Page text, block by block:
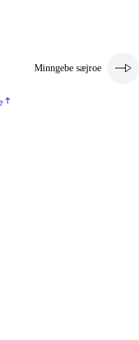
Minngebe sæjroe